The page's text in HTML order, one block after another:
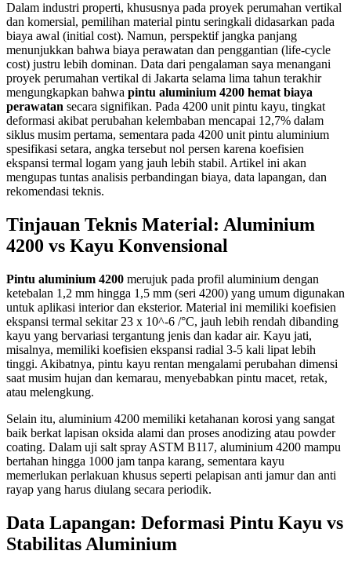
Dalam industri properti, khususnya pada proyek perumahan vertikal
dan komersial, pemilihan material pintu seringkali didasarkan pada
biaya awal (initial cost). Namun, perspektif jangka panjang
menunjukkan bahwa biaya perawatan dan penggantian (life-cycle
cost) justru lebih dominan. Data dari pengalaman saya menangani
proyek perumahan vertikal di Jakarta selama lima tahun terakhir
mengungkapkan bahwa pintu aluminium 4200 hemat biaya
perawatan secara signifikan. Pada 4200 unit pintu kayu, tingkat
deformasi akibat perubahan kelembaban mencapai 12,7% dalam
siklus musim pertama, sementara pada 4200 unit pintu aluminium
spesifikasi setara, angka tersebut nol persen karena koefisien
ekspansi termal logam yang jauh lebih stabil. Artikel ini akan
mengupas tuntas analisis perbandingan biaya, data lapangan, dan
rekomendasi teknis.
Tinjauan Teknis Material: Aluminium
4200 vs Kayu Konvensional
Pintu aluminium 4200 merujuk pada profil aluminium dengan
ketebalan 1,2 mm hingga 1,5 mm (seri 4200) yang umum digunakan
untuk aplikasi interior dan eksterior. Material ini memiliki koefisien
ekspansi termal sekitar 23 x 10^-6 /°C, jauh lebih rendah dibanding
kayu yang bervariasi tergantung jenis dan kadar air. Kayu jati,
misalnya, memiliki koefisien ekspansi radial 3-5 kali lipat lebih
tinggi. Akibatnya, pintu kayu rentan mengalami perubahan dimensi
saat musim hujan dan kemarau, menyebabkan pintu macet, retak,
atau melengkung.
Selain itu, aluminium 4200 memiliki ketahanan korosi yang sangat
baik berkat lapisan oksida alami dan proses anodizing atau powder
coating. Dalam uji salt spray ASTM B117, aluminium 4200 mampu
bertahan hingga 1000 jam tanpa karang, sementara kayu
memerlukan perlakuan khusus seperti pelapisan anti jamur dan anti
rayap yang harus diulang secara periodik.
Data Lapangan: Deformasi Pintu Kayu vs
Stabilitas Aluminium